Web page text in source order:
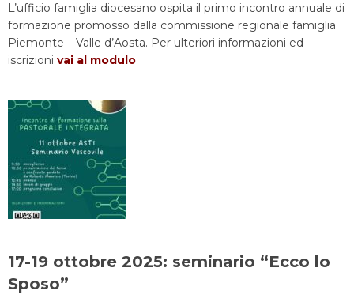
L’ufficio famiglia diocesano ospita il primo incontro annuale di
formazione promosso dalla commissione regionale famiglia
Piemonte – Valle d’Aosta. Per ulteriori informazioni ed
iscrizioni vai al modulo
17-19 ottobre 2025: seminario “Ecco lo
Sposo”